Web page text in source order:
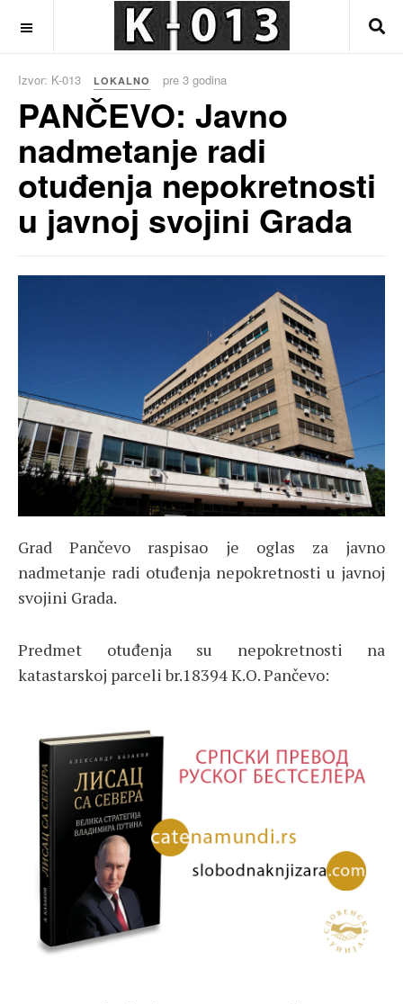
Izvor: K-013 LOKALNO pre 3 godina
PANČEVO: Javno
nadmetanje radi
otuđenja nepokretnosti
u javnoj svojini Grada
Grad Pančevo raspisao je oglas za javno
nadmetanje radi otuđenja nepokretnosti u javnoj
svojini Grada.
Predmet otuđenja su nepokretnosti na
katastarskoj parceli br.18394 K.O. Pančevo: